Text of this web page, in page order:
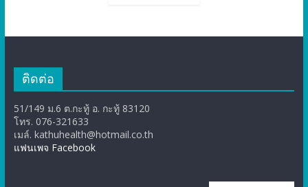
ติดต่อ
51/149 ม.6 ต.กะทู้ อ. กะทู้ 83120
โทร. 076-321633
เมล์. kathuhealth@hotmail.co.th
แฟนเพจ Facebook